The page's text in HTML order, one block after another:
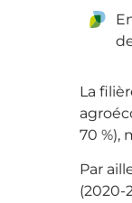
La
70 %),
Par
(2020-